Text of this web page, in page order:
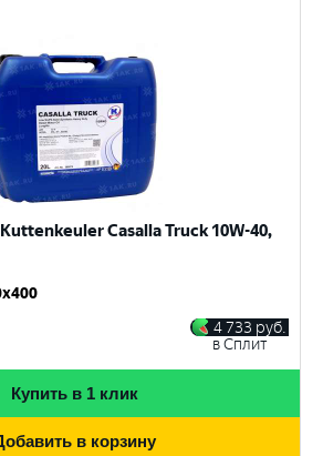
Casalla Truck 10W-40,
4 733 руб.
в Сплит
Купить в 1 клик
в корзину